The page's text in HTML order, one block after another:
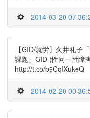
2014-03-20
【GID/就労】久井礼子
課題」GID (性同一性障
http://t.co/b6CqIXukeQ
2014-02-20